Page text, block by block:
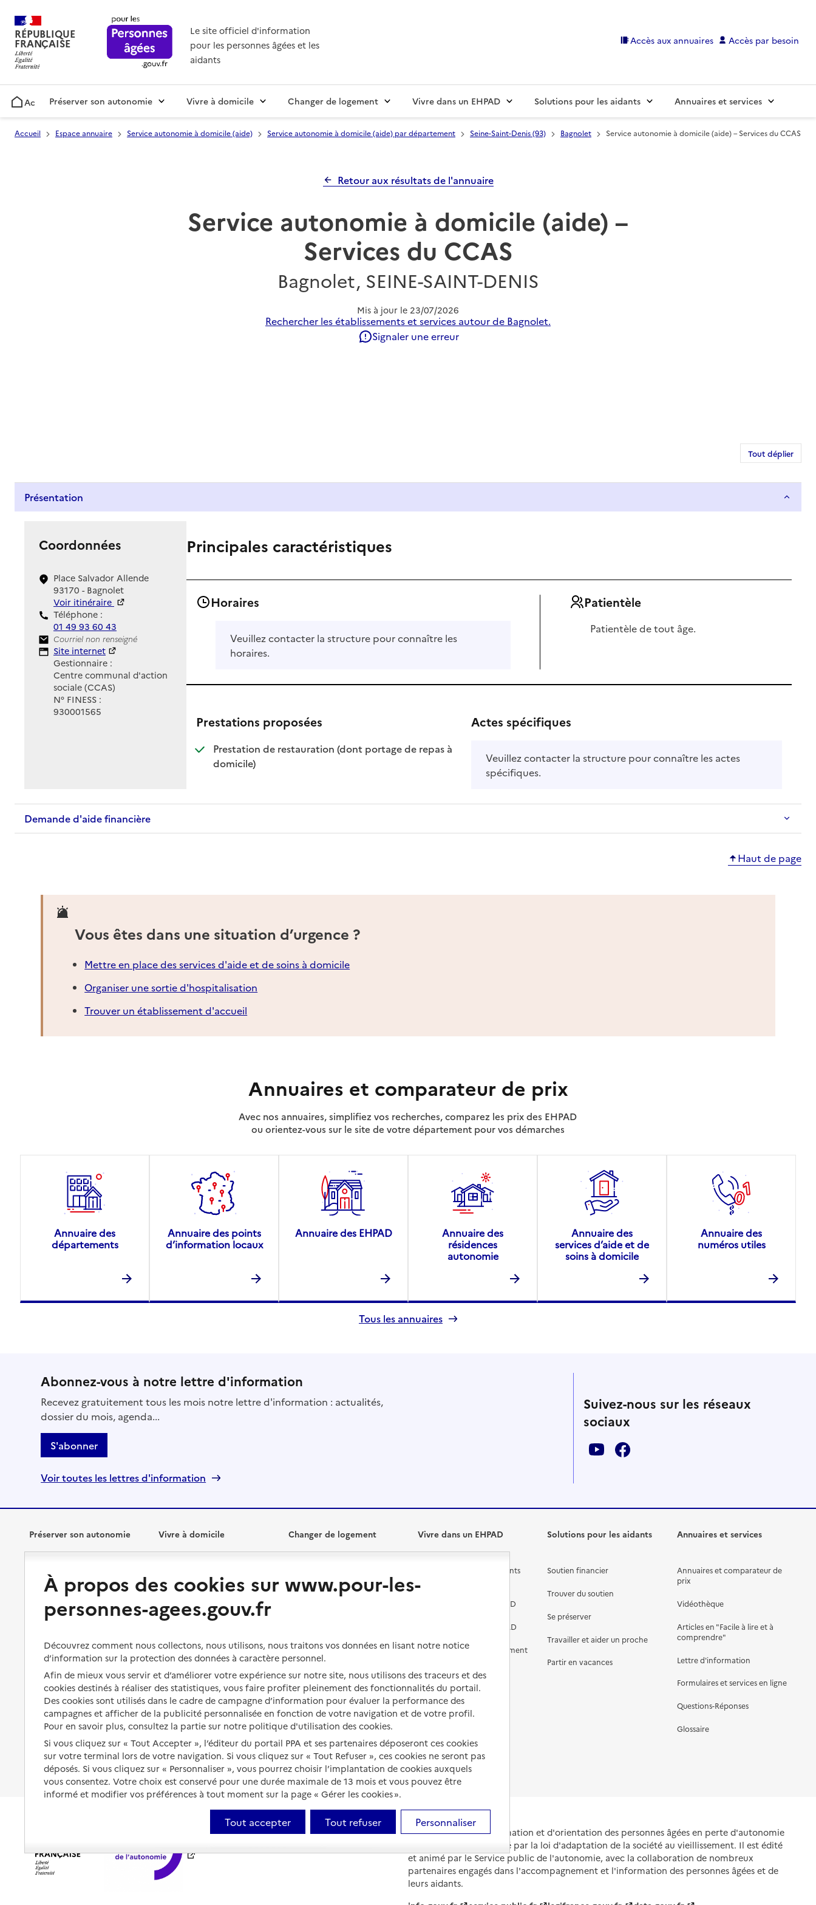
RÉPUBLIQUE
FRANÇAISE
Le site officiel d'information
pour les personnes âgées et les
aidants
Accès aux annuaires Accès par besoin
AccueilPréserver son autonomie Vivre à domicile Changer de logement Vivre dans un EHPAD Solutions pour les aidants Annuaires et services
Accueil Espace annuaire Service autonomie à domicile (aide) Service autonomie à domicile (aide) par département Seine-Saint-Denis (93) Bagnolet Service autonomie à domicile (aide) – Services du CCAS
Retour aux résultats de l'annuaire
Service autonomie à domicile (aide) –
Services du CCAS
Bagnolet, SEINE-SAINT-DENIS
Mis à jour le 23/07/2026
Rechercher les établissements et services autour de Bagnolet.
Signaler une erreur
Tout déplier
Présentation
Coordonnées
Place Salvador Allende
93170 - Bagnolet
Voir itinéraire
Téléphone :
01 49 93 60 43
Contact
Courriel non renseigné
Site Internet
Site internet
Gestionnaire :
Centre communal d'action
sociale (CCAS)
N° FINESS :
930001565
Principales caractéristiques
Horaires
Veuillez contacter la structure pour connaître les
horaires.
Patientèle
Patientèle de tout âge.
Prestations proposées
Prestation de restauration (dont portage de repas à
domicile): disponible
: non disponible
Actes spécifiques
Veuillez contacter la structure pour connaître les actes
spécifiques.
Demande d'aide financière
Haut de page
Vous êtes dans une situation d’urgence ?
Mettre en place des services d'aide et de soins à domicile
Organiser une sortie d'hospitalisation
Trouver un établissement d'accueil
Annuaires et comparateur de prix
Avec nos annuaires, simplifiez vos recherches, comparez les prix des EHPAD
ou orientez-vous sur le site de votre département pour vos démarches
Annuaire des
départements
Annuaire des points
d’information locaux
Annuaire des EHPAD
Annuaire des
résidences
autonomie
Annuaire des
services d’aide et de
soins à domicile
Annuaire des
numéros utiles
Tous les annuaires
Abonnez-vous à notre lettre d'information
Recevez gratuitement tous les mois notre lettre d'information : actualités,
dossier du mois, agenda...
S'abonner
Voir toutes les lettres d'information
Suivez-nous sur les réseaux
sociaux
Préserver son autonomie
et droits
s'équiper
santé
Organiser à l'avance sa propre
protection
Les mesures de protection
Les obligations de la famille
À qui s’adresser ?
Les politiques du grand âge
Vivre à domicile
Bénéficier de soins à domicile
Aides financières
Partager son logement
Vivre à domicile avec une
maladie ou un handicap
Être hospitalisé
Fin de vie à domicile
Changer de logement
Vivre dans une résidence avec
Vivre en accueil familial
Autres solutions de logement
Vivre dans un EHPAD
Les différents établissements
Préparer l'entrée en EHPAD
Aides financières en EHPAD
Prévention, accompagnement
Comprendre les prix en
EHPAD
Droits en EHPAD
Fin de vie en EHPAD
Solutions pour les aidants
Soutien financier
Trouver du soutien
Se préserver
Travailler et aider un proche
Partir en vacances
Annuaires et services
Annuaires et comparateur de
prix
Vidéothèque
Articles en "Facile à lire et à
comprendre"
Lettre d'information
Formulaires et services en ligne
Questions-Réponses
Glossaire
Portail national d'information et d'orientation des personnes âgées en perte d'autonomie
et de leurs proches, créé par la loi d'adaptation de la société au vieillissement. Il est édité
et animé par le Service public de l'autonomie, avec la collaboration de nombreux
partenaires engagés dans l'accompagnement et l'information des personnes âgées et de
leurs aidants.
À propos des cookies sur www.pour-les-
personnes-agees.gouv.fr
Découvrez comment nous collectons, nous utilisons, nous traitons vos données en lisant notre notice
d’information sur la protection des données à caractère personnel.
Afin de mieux vous servir et d’améliorer votre expérience sur notre site, nous utilisons des traceurs et des
cookies destinés à réaliser des statistiques, vous faire profiter pleinement des fonctionnalités du portail.
Des cookies sont utilisés dans le cadre de campagne d’information pour évaluer la performance des
campagnes et afficher de la publicité personnalisée en fonction de votre navigation et de votre profil.
Pour en savoir plus, consultez la partie sur notre politique d'utilisation des cookies.
Si vous cliquez sur « Tout Accepter », l’éditeur du portail PPA et ses partenaires déposeront ces cookies
sur votre terminal lors de votre navigation. Si vous cliquez sur « Tout Refuser », ces cookies ne seront pas
déposés. Si vous cliquez sur « Personnaliser », vous pourrez choisir l’implantation de cookies auxquels
vous consentez. Votre choix est conservé pour une durée maximale de 13 mois et vous pouvez être
informé et modifier vos préférences à tout moment sur la page « Gérer les cookies ».
Tout accepter Tout refuser Personnaliser